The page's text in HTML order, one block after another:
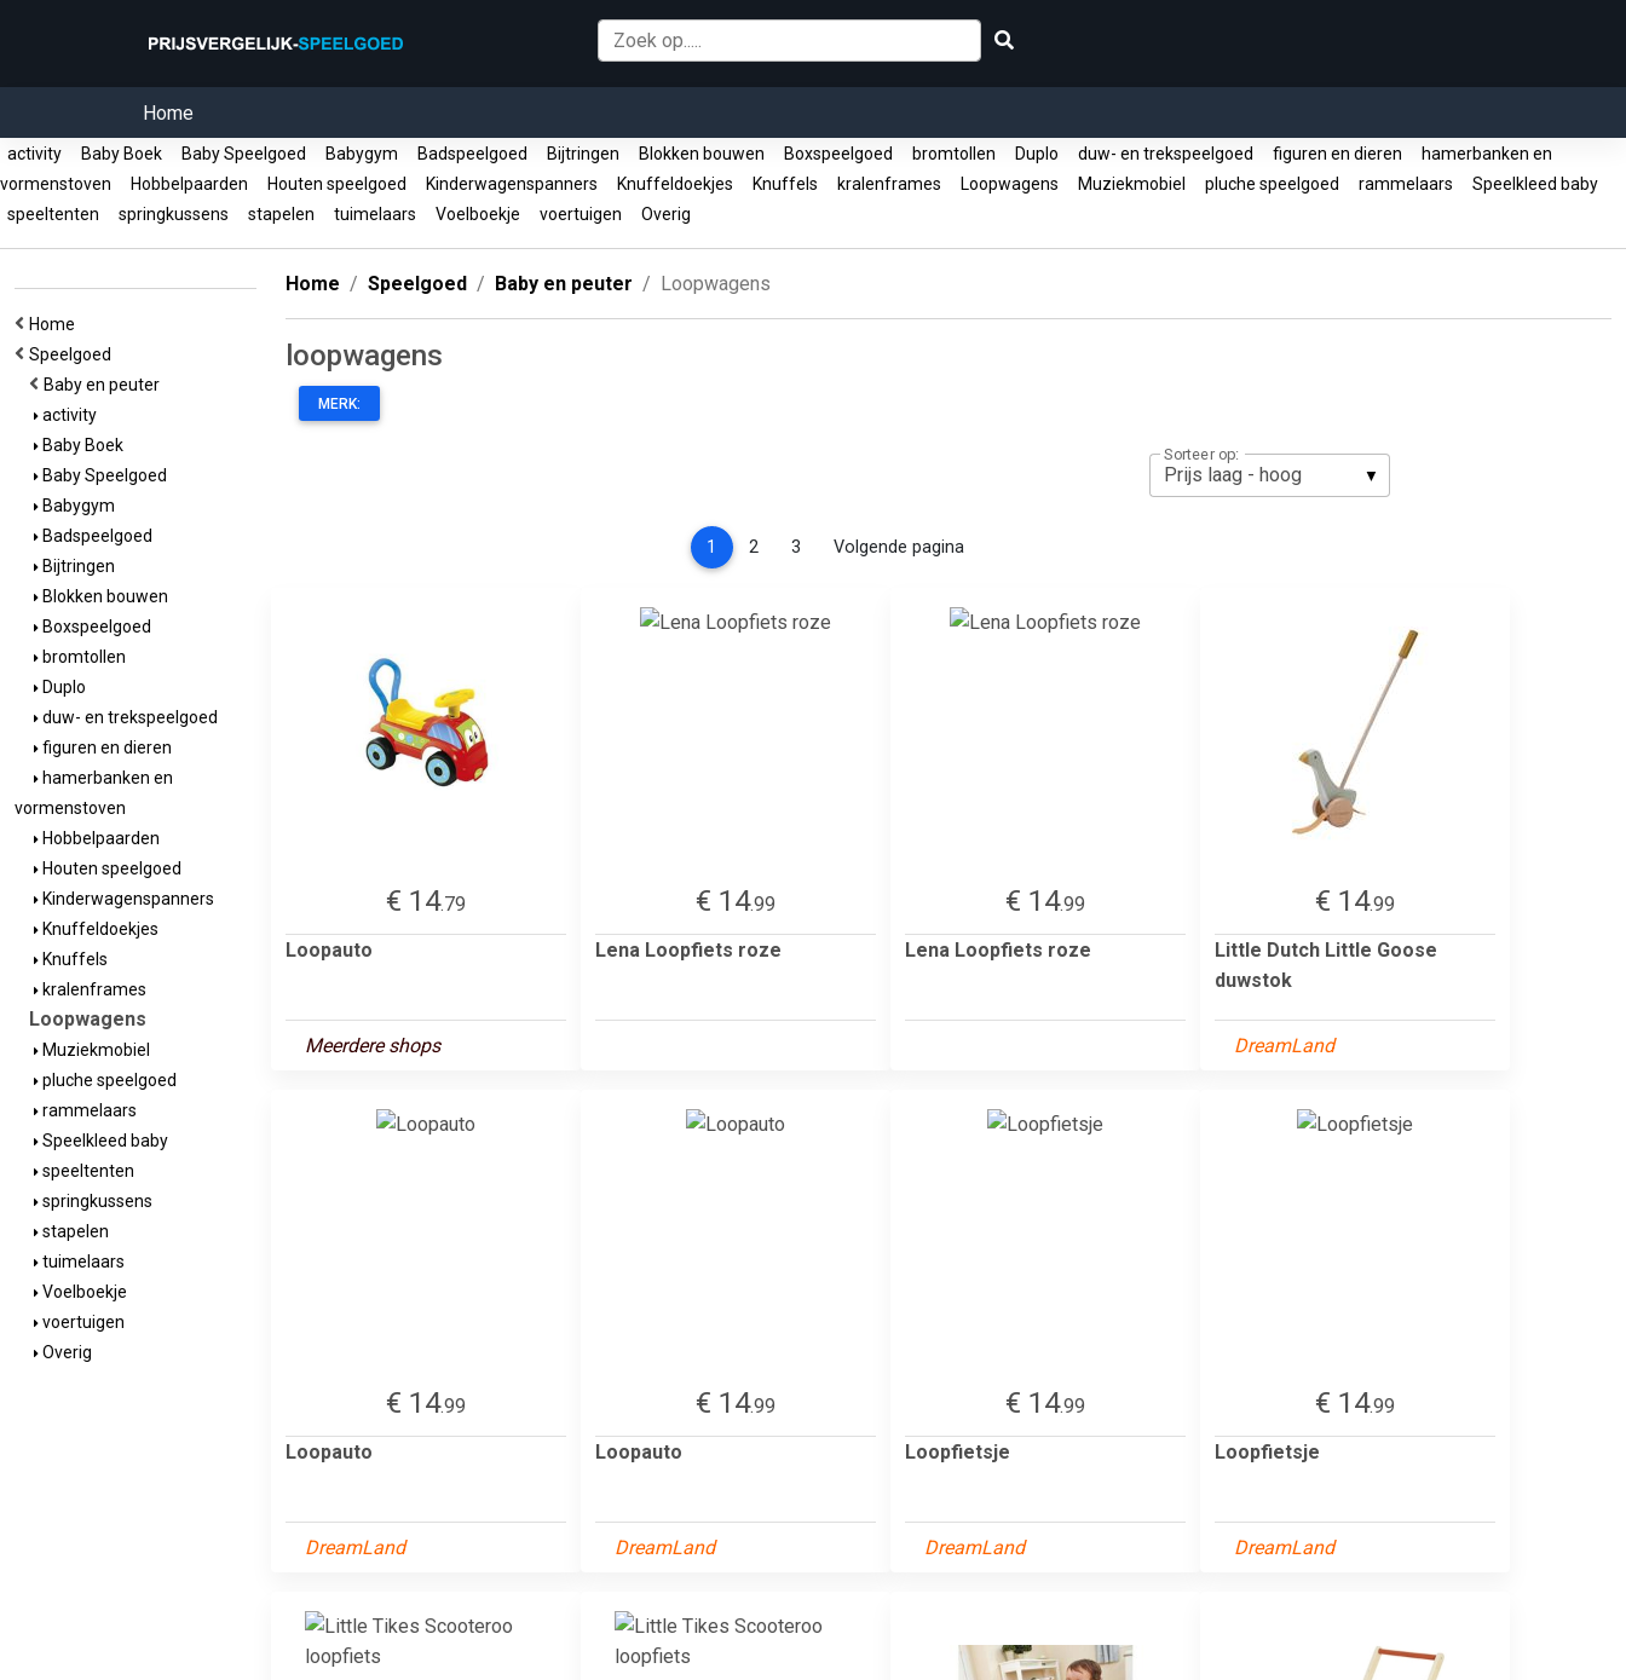
Home
activity Baby Boek Baby Speelgoed Babygym Badspeelgoed Bijtringen Blokken bouwen Boxspeelgoed bromtollen Duplo duw- en trekspeelgoed figuren en dieren
hamerbanken en
vormenstoven
Hobbelpaarden Houten speelgoed Kinderwagenspanners Knuffeldoekjes Knuffels kralenframes Loopwagens Muziekmobiel pluche speelgoed rammelaars
Speelkleed baby
speeltenten
springkussens stapelen tuimelaars Voelboekje voertuigen Overig
Home
Speelgoed
Baby en peuter
activity
Baby Boek
Baby Speelgoed
Babygym
Badspeelgoed
Bijtringen
Blokken bouwen
Boxspeelgoed
bromtollen
Duplo
duw- en trekspeelgoed
figuren en dieren
hamerbanken en
vormenstoven
Hobbelpaarden
Houten speelgoed
Kinderwagenspanners
Knuffeldoekjes
Knuffels
kralenframes
Loopwagens
Muziekmobiel
pluche speelgoed
rammelaars
Speelkleed baby
speeltenten
springkussens
stapelen
tuimelaars
Voelboekje
voertuigen
Overig
Home Speelgoed Baby en peuter Loopwagens
loopwagens
MERK:
Sorteer op:
1 (current)
2 3 Volgende pagina
€ 14.79
Loopauto
Meerdere shops
€ 14.99
Lena Loopfiets roze
€ 14.99
Lena Loopfiets roze
€ 14.99
Little Dutch Little Goose
duwstok
DreamLand
€ 14.99
Loopauto
DreamLand
€ 14.99
Loopauto
DreamLand
€ 14.99
Loopfietsje
DreamLand
€ 14.99
Loopfietsje
DreamLand